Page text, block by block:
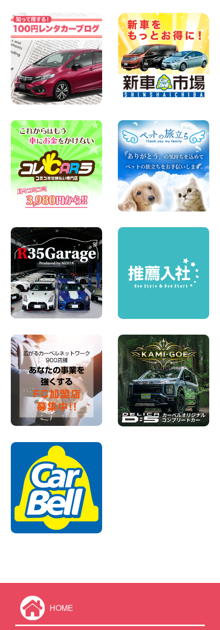
のお知らせ!! 神奈川県 横浜弥生台店
100円レンタカー 横浜弥生台
2026年08月06日
ハイエースワゴンGL!!クルーズコントロ
ールが付いている〜!! 福島県 福島笹木野
店
100円レンタカー 福島笹木野
2026年08月05日
※※超格安日額5,800円※※荷物運びに最適
の軽バンのレンタカー!! 出雲ドーム前店
島根県 出雲ドーム前店
2026年08月05日
人気のスペイドワゴン ライトブルーで登
場です! 東京都 羽田空港店
100円レンタカー 羽田空港
2026年08月04日
お引越しに便利で最適!(禁煙車両) 香川県
坂出川津店
100円レンタカー 坂出川津
2026年08月04日
ちょっとそこまで。もっと気軽に 埼玉県
100円レンタカー 西武秩父駅前
圧倒的な存在感!【トヨタ・メガクルーザ
ー】を体感できるチャンスです! 千葉県
千葉北店
100円レンタカー 千葉北
2026年08月03日
★五所川原の夏を100円レンタカーで満
喫しよう!★ 青森県 五所川原店
HOME